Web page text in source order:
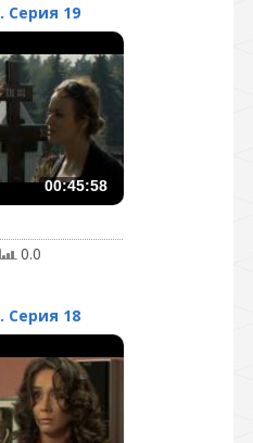
Серия 19
00:45:58
0.0
Серия 18